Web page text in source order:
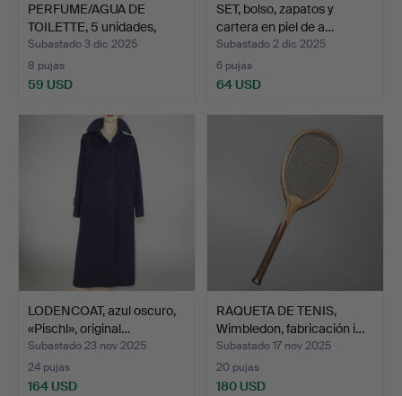
PERFUME/AGUA DE
TOILETTE, 5 unidades,
Burb…
Subastado 3 dic 2025
8 pujas
59 USD
SET, bolso, zapatos y
cartera en piel de a…
Subastado 2 dic 2025
6 pujas
64 USD
LODENCOAT, azul oscuro,
«Pischl», original…
Subastado 23 nov 2025
24 pujas
164 USD
RAQUETA DE TENIS,
Wimbledon, fabricación i…
Subastado 17 nov 2025
20 pujas
180 USD